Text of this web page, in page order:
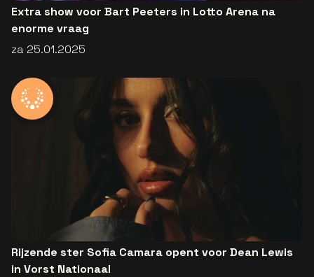
Extra show voor Bart Peeters in Lotto Arena na
enorme vraag
za 25.01.2025
Rijzende ster Sofia Camara opent voor Dean Lewis
in Vorst Nationaal